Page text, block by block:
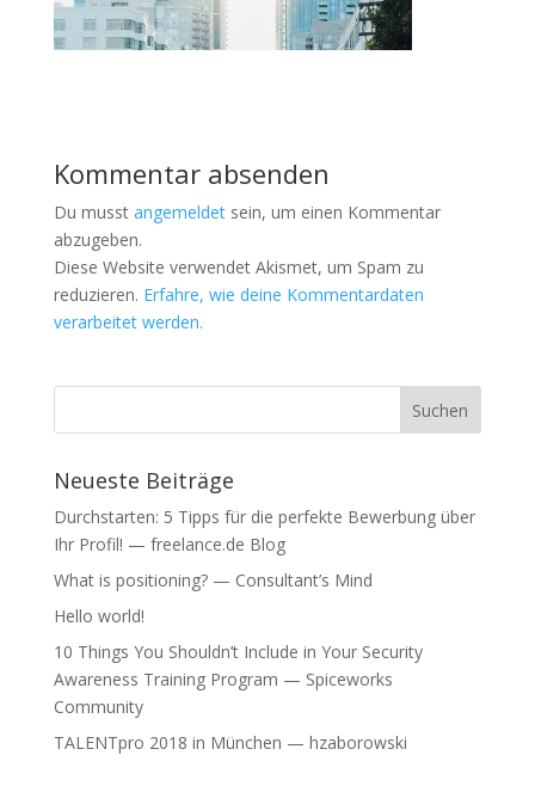
Kommentar absenden
Du musst angemeldetsein, um einen Kommentar
abzugeben.
Diese Website verwendet Akismet, um Spam zu
reduzieren. Erfahre, wie deine Kommentardaten
verarbeitet werden.
Neueste Beiträge
Durchstarten: 5 Tipps für die perfekte Bewerbung über
Ihr Profil! — freelance.de Blog
What is positioning? — Consultant’s Mind
Hello world!
10 Things You Shouldn’t Include in Your Security
Awareness Training Program — Spiceworks
Community
TALENTpro 2018 in München — hzaborowski